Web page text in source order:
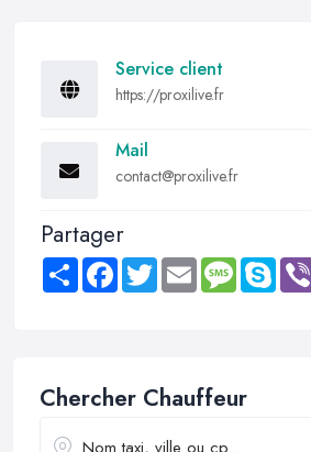
Service client
https://proxilive.fr
Mail
contact@proxilive.fr
Partager
Share FacebookTwitter Email MessageSkype
Chercher Chauffeur